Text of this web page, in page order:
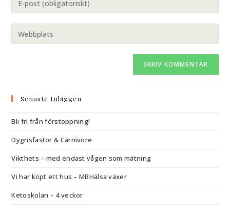
Senaste Inläggen
Bli fri från förstoppning!
Dygnsfastor & Carnivore
Vikthets – med endast vågen som mätning
Vi har köpt ett hus – MBHälsa växer
Ketoskolan – 4 veckor